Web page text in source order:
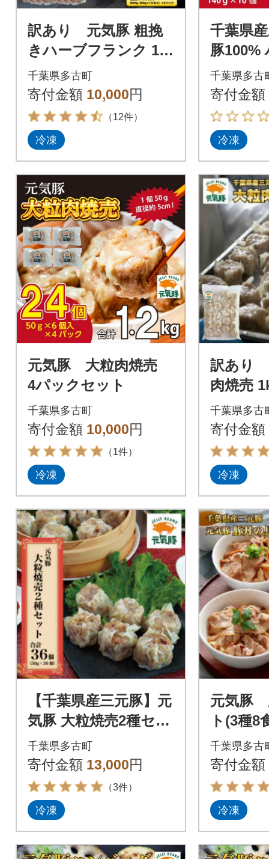
訳あり 元気豚 粗挽
きハーブフランク 1.2
kg【60g×10本入×2パ
ック】
千葉県多古町
寄付金額 10,000円
（12件）
冷凍
千葉県
豚100%
40g×10
千葉県多古
寄付金額
冷凍
元気豚 大粒肉焼売
4パックセット
千葉県多古町
寄付金額 10,000円
（1件）
冷凍
訳あり
肉焼売
入り)
千葉県多古
寄付金額
冷凍
【千葉県産三元豚】元
気豚 大粒焼売2種セッ
ト(2種 合計36個入)
【シュウマイ】
千葉県多古町
寄付金額 13,000円
（3件）
冷凍
元気豚
ト(3種8
千葉県多古
寄付金額
冷凍